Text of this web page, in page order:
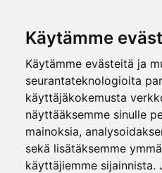
Käytämme
Käytämme evästeitä ja
seurantateknologioita
käyttäjäkokemusta
näyttääksemme sinulle
mainoksia,
sekä lisätäksemme
käyttäjiemme sijainnista.